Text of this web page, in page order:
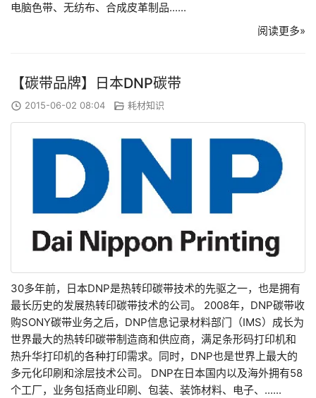
电脑色带、无纺布、合成皮革制品......
阅读更多»
【碳带品牌】日本DNP碳带
2015-06-02 08:04 耗材知识
30多年前，日本DNP是热转印碳带技术的先驱之一，也是拥有
最长历史的发展热转印碳带技术的公司。 2008年，DNP碳带收
购SONY碳带业务之后，DNP信息记录材料部门（IMS）成长为
世界最大的热转印碳带制造商和供应商，满足条形码打印机和
热升华打印机的各种打印需求。同时，DNP也是世界上最大的
多元化印刷和涂层技术公司。 DNP在日本国内以及海外拥有58
个工厂，业务包括商业印刷、包装、装饰材料、电子、......